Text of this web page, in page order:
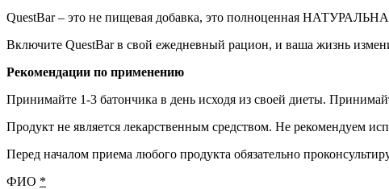
QuestBar – это не пищевая добавка, это полноценная
Включите QuestBar в свой ежедневный рацион, и ваша жизнь
Рекомендации по применению
Принимайте 1-3 батончика в день исходя из своей диеты.
Продукт не является лекарственным средством. Не рекомендуем
Перед началом приема любого продукта обязательно
ФИО *